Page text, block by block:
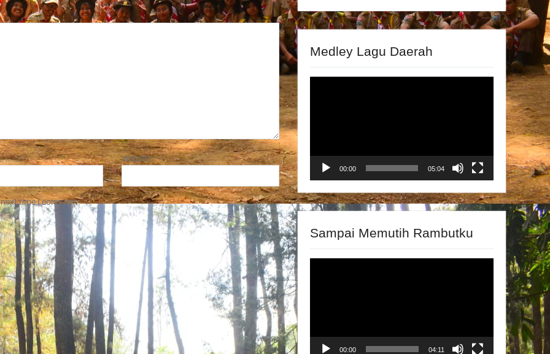
Website
time I comment.
Medley Lagu Daerah
00:00 05:04
Sampai Memutih Rambutku
00:00 04:11